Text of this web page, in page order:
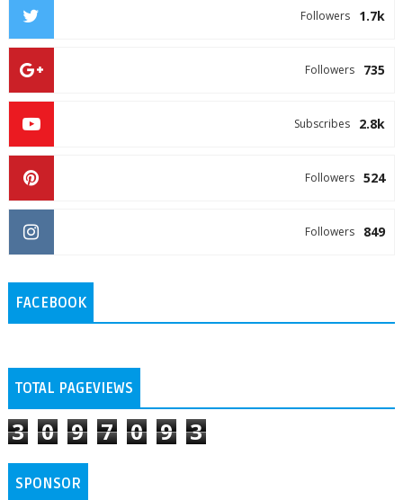
1.7k
Followers
735
Followers
2.8k
Subscribes
524
Followers
849
Followers
FACEBOOK
TOTAL PAGEVIEWS
3 0 9 7 0 9 3
SPONSOR